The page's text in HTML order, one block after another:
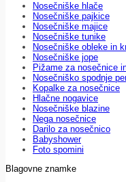
Nosečniške hlače
Nosečniške pajkice
Nosečniške majice
Nosečniške tunike
Nosečniške obleke in
Nosečniške jope
Pižame za nosečnice
Nosečniško spodnje
Kopalke za nosečnice
Hlačne nogavice
Nosečniške blazine
Nega nosečnice
Darilo za nosečnico
Babyshower
Foto spomini
Blagovne znamke